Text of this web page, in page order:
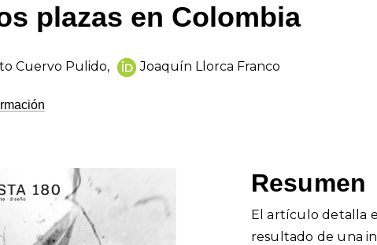
plazas en Colombia
Cuervo Pulido, Joaquín Llorca Franco
Resumen
El artículo detalla
resultado de una